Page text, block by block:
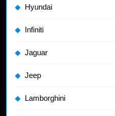
Hyundai
Infiniti
Jaguar
Jeep
Lamborghini